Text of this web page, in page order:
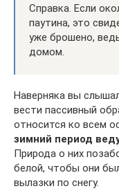
Справка. Если
паутина, это
уже брошено,
домом.
Наверняка вы
вести пассивный
относится ко всем
зимний период
Природа о них
белой, чтобы они
вылазки по снегу.